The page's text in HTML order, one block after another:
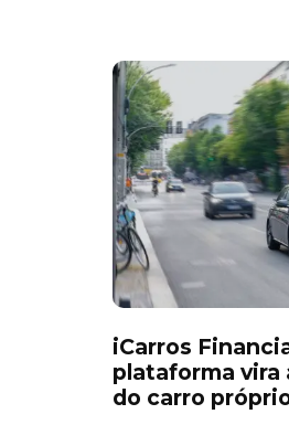
iCarros
plataforma vira
do carro